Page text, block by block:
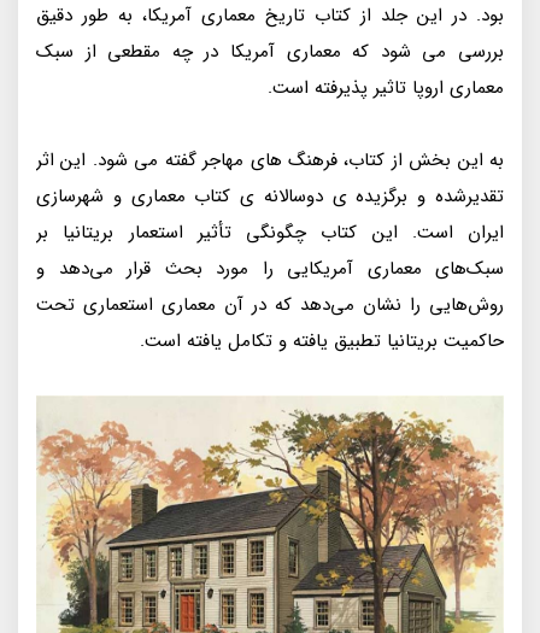
بود. در این جلد از کتاب تاریخ معماری آمریکا، به طور دقیق
بررسی می شود که معماری آمریکا در چه مقطعی از سبک
معماری اروپا تاثیر پذیرفته است.
به این بخش از کتاب، فرهنگ های مهاجر گفته می شود. این اثر
تقدیرشده و برگزیده ی دوسالانه ی کتاب معماری و شهرسازی
ایران است. این کتاب چگونگی تأثیر استعمار بریتانیا بر
سبک‌های معماری آمریکایی را مورد بحث قرار می‌دهد و
روش‌هایی را نشان می‌دهد که در آن معماری استعماری تحت
حاکمیت بریتانیا تطبیق یافته و تکامل یافته است.